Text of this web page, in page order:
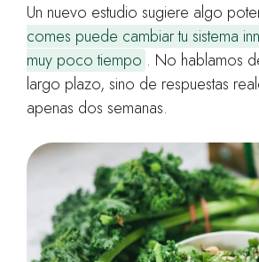
Un nuevo estudio sugiere algo
comes puede cambiar tu sistema
muy poco tiempo . No hablamos
largo plazo, sino de respuestas
apenas dos semanas.